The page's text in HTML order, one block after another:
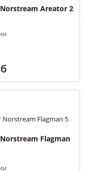
Areator 2
Flagman